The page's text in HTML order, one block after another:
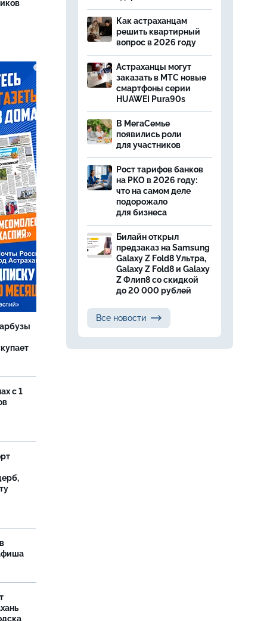
с 1
Как астраханцам
решить квартирный
вопрос в 2026 году
Астраханцы могут
заказать в МТС новые
смартфоны серии
HUAWEI Pura90s
В МегаСемье
появились роли
для участников
Рост тарифов банков
на РКО в 2026 году:
что на самом деле
подорожало
для бизнеса
Билайн открыл
предзаказ на Samsung
Galaxy Z Fold8 Ультра,
Galaxy Z Fold8 и Galaxy
Z Флип8 со скидкой
до 20 000 рублей
Все новости